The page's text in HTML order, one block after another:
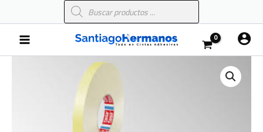
al
contenido
Búsqueda
de
Main
Menu